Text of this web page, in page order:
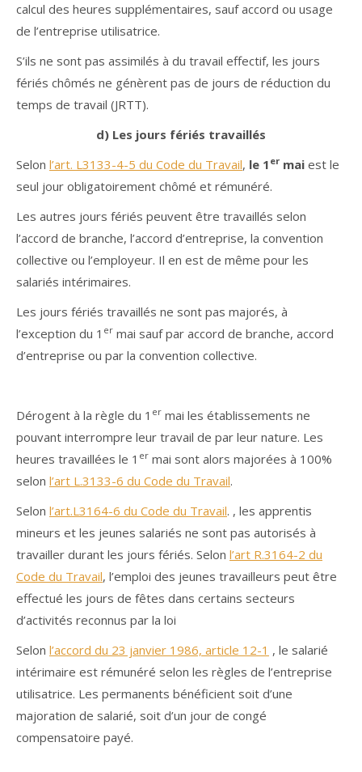
calcul des heures supplémentaires, sauf accord ou usage
de l’entreprise utilisatrice.
S’ils ne sont pas assimilés à du travail effectif, les jours
fériés chômés ne génèrent pas de jours de réduction du
temps de travail (JRTT).
d) Les jours fériés travaillés
Selon l’art. L3133-4-5 du Code du Travail, le 1 er mai est le
seul jour obligatoirement chômé et rémunéré.
Les autres jours fériés peuvent être travaillés selon
l’accord de branche, l’accord d’entreprise, la convention
collective ou l’employeur. Il en est de même pour les
salariés intérimaires.
Les jours fériés travaillés ne sont pas majorés, à
l’exception du 1 er mai sauf par accord de branche, accord
d’entreprise ou par la convention collective.
Dérogent à la règle du 1 er mai les établissements ne
pouvant interrompre leur travail de par leur nature. Les
heures travaillées le 1 er mai sont alors majorées à 100%
selon l’art L.3133-6 du Code du Travail.
Selon l’art.L3164-6 du Code du Travail. , les apprentis
mineurs et les jeunes salariés ne sont pas autorisés à
travailler durant les jours fériés. Selon l’art R.3164-2 du
Code du Travail, l’emploi des jeunes travailleurs peut être
effectué les jours de fêtes dans certains secteurs
d’activités reconnus par la loi
Selon l’accord du 23 janvier 1986, article 12-1 , le salarié
intérimaire est rémunéré selon les règles de l’entreprise
utilisatrice. Les permanents bénéficient soit d’une
majoration de salarié, soit d’un jour de congé
compensatoire payé.